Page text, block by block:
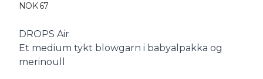
NOK 67
Description
DROPS Air
Et medium tykt blowgarn i babyalpakka og
merinoull